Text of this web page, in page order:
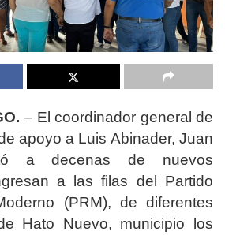
– El coordinador general de
apoyo a Luis Abinader, Juan
a decenas de nuevos
a las filas del Partido
(PRM), de diferentes
Hato Nuevo, municipio los